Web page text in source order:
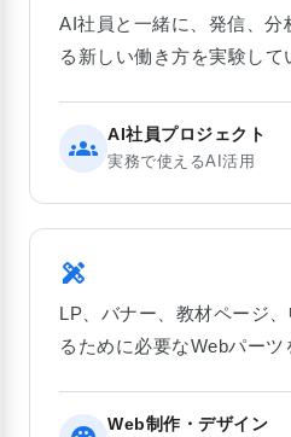
AI社員と一緒に、発信、分
る新しい働き方を実験して
groups AI社員プロジェクト
実務で使えるAI活用
design_services
LP、バナー、教材ページ
るために必要なWebパーツ
Web制作・デザイン